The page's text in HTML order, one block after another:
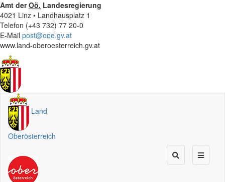
Amt derOö. Landesregierung
4021 Linz • Landhausplatz 1
Telefon (+43 732) 77 20-0
E-Mail post@ooe.gv.at
www.land-oberoesterreich.gv.at
Land
Oberösterreich